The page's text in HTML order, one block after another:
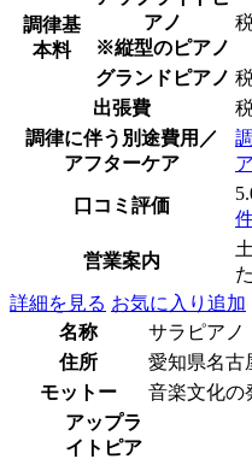
調律基
本料
アノ
※縦型のピアノ
グランドピアノ
出張費
調律に伴う別途費用／
アフターケア
口コミ評価
営業案内
詳細を見る お気に入り追加
名称
サラピアノ
住所
愛知県名古
モットー
音楽文化の
アップラ
イトピア